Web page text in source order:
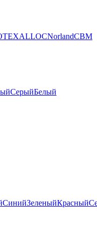
ALLOCNorlandCBM
СерыйБелый
СинийЗеленыйКрасный